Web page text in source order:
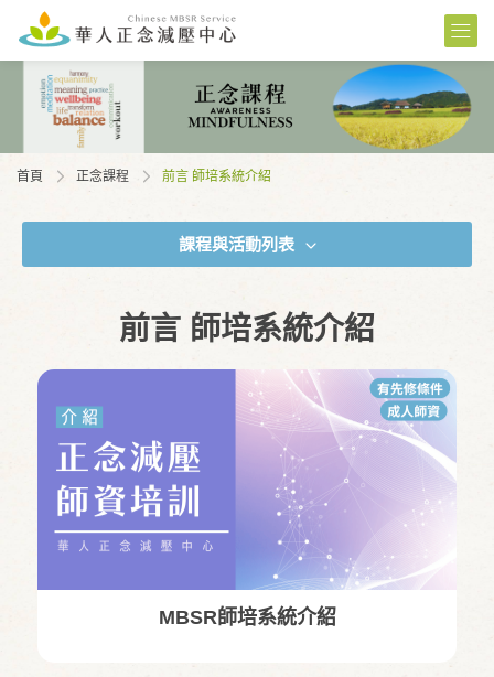
首頁 正念課程 前言 師培系統介紹
課程與活動列表
前言 師培系統介紹
MBSR師培系統介紹